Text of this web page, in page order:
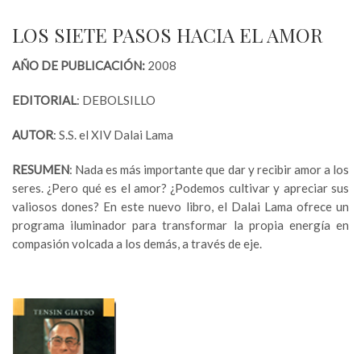
LOS SIETE PASOS HACIA EL AMOR
AÑO DE PUBLICACIÓN: 2008
EDITORIAL: DEBOLSILLO
AUTOR: S.S. el XIV Dalai Lama
RESUMEN: Nada es más importante que dar y recibir amor a los
seres. ¿Pero qué es el amor? ¿Podemos cultivar y apreciar sus
valiosos dones? En este nuevo libro, el Dalai Lama ofrece un
programa iluminador para transformar la propia energía en
compasión volcada a los demás, a través de eje.